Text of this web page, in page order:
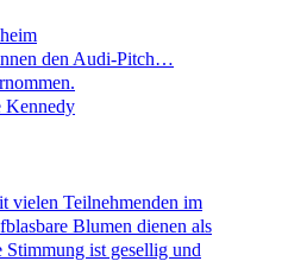
den Audi-Pitch…